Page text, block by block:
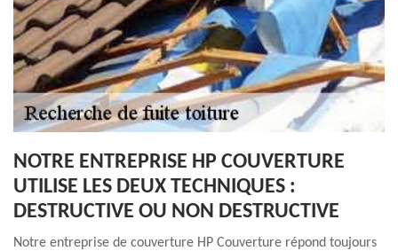
NOTRE ENTREPRISE HP COUVERTURE
UTILISE LES DEUX TECHNIQUES :
DESTRUCTIVE OU NON DESTRUCTIVE
Notre entreprise de couverture HP Couverture répond toujours